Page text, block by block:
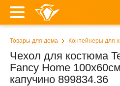
Товары для дома Контейнеры для
Чехол для костюма
Fancy Home 100x60см
капучино 899834.36